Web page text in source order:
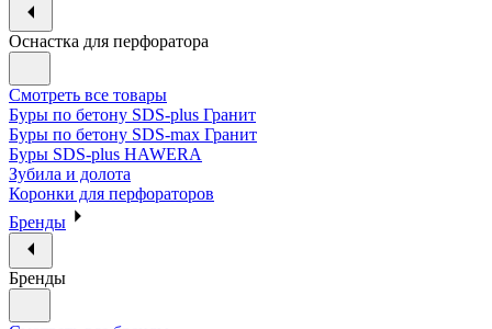
Оснастка для перфоратора
Смотреть все товары
Буры по бетону SDS-plus Гранит
Буры по бетону SDS-max Гранит
Буры SDS-plus HAWERA
Зубила и долота
Коронки для перфораторов
Бренды
Бренды